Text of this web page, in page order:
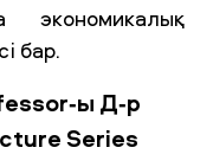
экономикалық
бар.
ы Д-р
Series